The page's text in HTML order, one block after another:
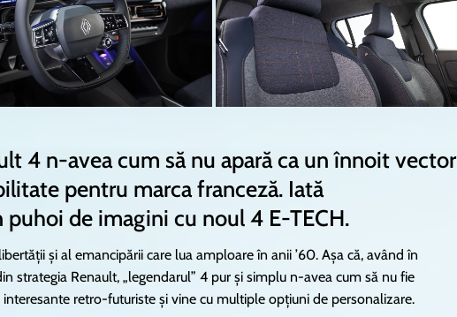
4 n-avea cum să nu apară ca un înnoit vector
pentru marca franceză. Iată
de imagini cu noul 4 E-TECH.
și al emancipării care lua amploare în anii ’60. Așa că, având în
strategia Renault, „legendarul” 4 pur și simplu n-avea cum să nu fie
retro-futuriste și vine cu multiple opțiuni de personalizare.